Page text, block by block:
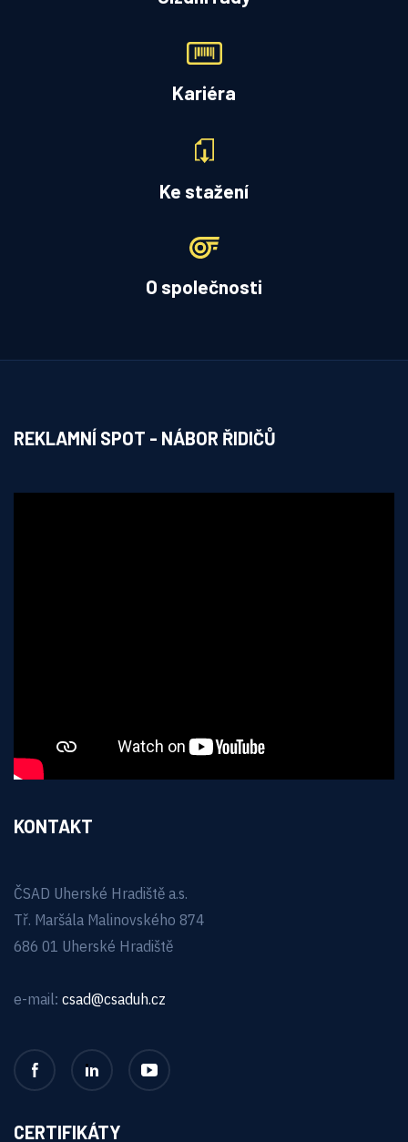
Kariéra
Ke stažení
O společnosti
KONTAKT
ČSAD Uherské Hradiště a.s.
Tř. Maršála Malinovského 874
686 01 Uherské Hradiště
e-mail: csad@csaduh.cz
CERTIFIKÁTY
REKLAMNÍ SPOT - NÁBOR ŘIDIČŮ